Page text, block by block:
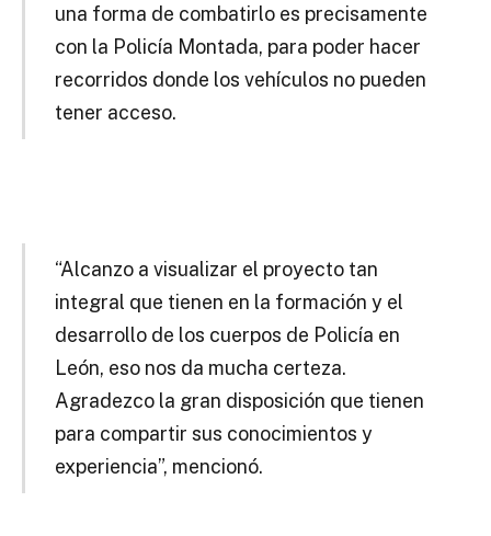
una forma de combatirlo es precisamente
con la Policía Montada, para poder hacer
recorridos donde los vehículos no pueden
tener acceso.
“Alcanzo a visualizar el proyecto tan
integral que tienen en la formación y el
desarrollo de los cuerpos de Policía en
León, eso nos da mucha certeza.
Agradezco la gran disposición que tienen
para compartir sus conocimientos y
experiencia”, mencionó.